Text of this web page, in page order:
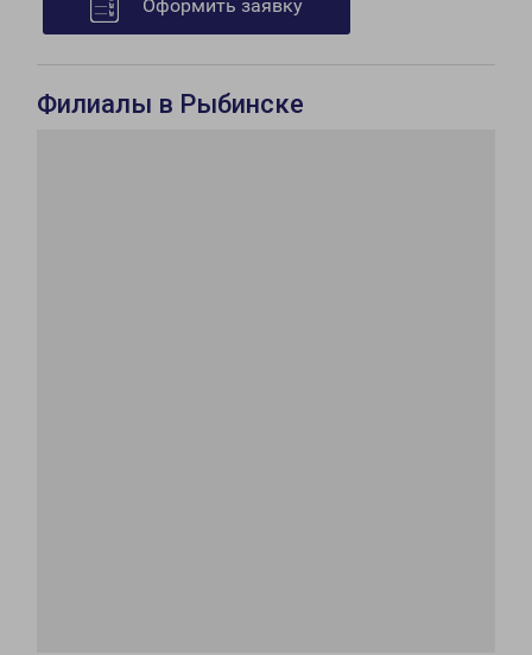
Оформить заявку
Филиалы в Рыбинске